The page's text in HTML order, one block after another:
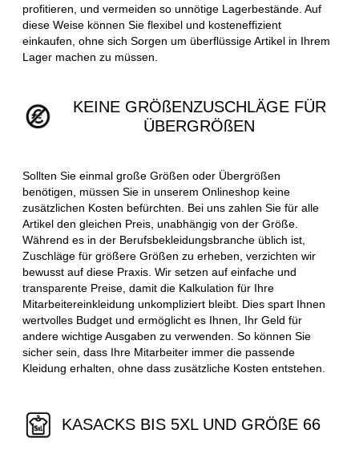
profitieren, und vermeiden so unnötige Lagerbestände. Auf
diese Weise können Sie flexibel und kosteneffizient
einkaufen, ohne sich Sorgen um überflüssige Artikel in Ihrem
Lager machen zu müssen.
KEINE GRÖßENZUSCHLÄGE FÜR
ÜBERGRÖßEN
Sollten Sie einmal große Größen oder Übergrößen
benötigen, müssen Sie in unserem Onlineshop keine
zusätzlichen Kosten befürchten. Bei uns zahlen Sie für alle
Artikel den gleichen Preis, unabhängig von der Größe.
Während es in der Berufsbekleidungsbranche üblich ist,
Zuschläge für größere Größen zu erheben, verzichten wir
bewusst auf diese Praxis. Wir setzen auf einfache und
transparente Preise, damit die Kalkulation für Ihre
Mitarbeitereinkleidung unkompliziert bleibt. Dies spart Ihnen
wertvolles Budget und ermöglicht es Ihnen, Ihr Geld für
andere wichtige Ausgaben zu verwenden. So können Sie
sicher sein, dass Ihre Mitarbeiter immer die passende
Kleidung erhalten, ohne dass zusätzliche Kosten entstehen.
KASACKS BIS 5XL UND GRÖßE 66